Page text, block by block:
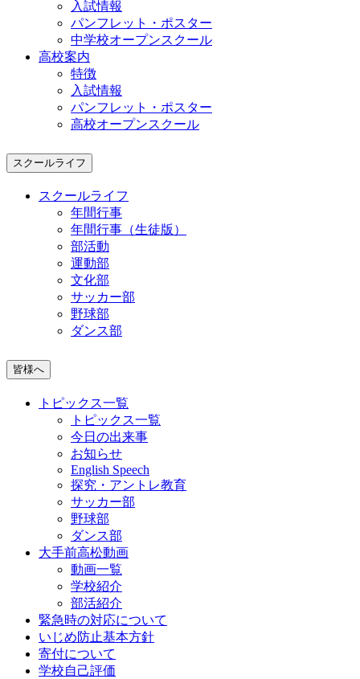
入試情報
パンフレット・ポスター
中学校オープンスクール
高校案内
特徴
入試情報
パンフレット・ポスター
高校オープンスクール
スクールライフ
スクールライフ
年間行事
年間行事（生徒版）
部活動
運動部
文化部
サッカー部
野球部
ダンス部
皆様へ
トピックス一覧
トピックス一覧
今日の出来事
お知らせ
English Speech
探究・アントレ教育
サッカー部
野球部
ダンス部
大手前高松動画
動画一覧
学校紹介
部活紹介
緊急時の対応について
いじめ防止基本方針
寄付について
学校自己評価